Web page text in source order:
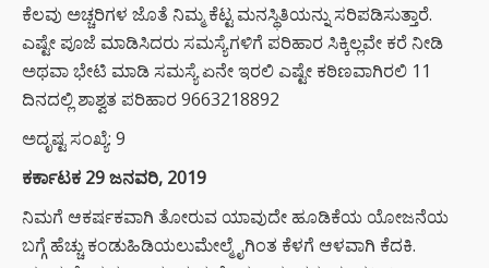
ಕೆಲವು ಅಚ್ಚರಿಗಳ ಜೊತೆ ನಿಮ್ಮ ಕೆಟ್ಟ ಮನಸ್ಥಿತಿಯನ್ನು ಸರಿಪಡಿಸುತ್ತಾರೆ.
ಎಷ್ಟೇ ಪೂಜೆ ಮಾಡಿಸಿದರು ಸಮಸ್ಯೆಗಳಿಗೆ ಪರಿಹಾರ ಸಿಕ್ಕಿಲ್ಲವೇ ಕರೆ ನೀಡಿ
ಅಥವಾ ಭೇಟಿ ಮಾಡಿ ಸಮಸ್ಯೆ ಏನೇ ಇರಲಿ ಎಷ್ಟೇ ಕಠಿಣವಾಗಿರಲಿ 11
ದಿನದಲ್ಲಿ ಶಾಶ್ವತ ಪರಿಹಾರ 9663218892
ಅದೃಷ್ಟ ಸಂಖ್ಯೆ: 9
ಕರ್ಕಾಟಕ 29 ಜನವರಿ, 2019
ನಿಮಗೆ ಆಕರ್ಷಕವಾಗಿ ತೋರುವ ಯಾವುದೇ ಹೂಡಿಕೆಯ ಯೋಜನೆಯ
ಬಗ್ಗೆ ಹೆಚ್ಚು ಕಂಡುಹಿಡಿಯಲುಮೇಲ್ಮೈಗಿಂತ ಕೆಳಗೆ ಆಳವಾಗಿ ಕೆದಕಿ.